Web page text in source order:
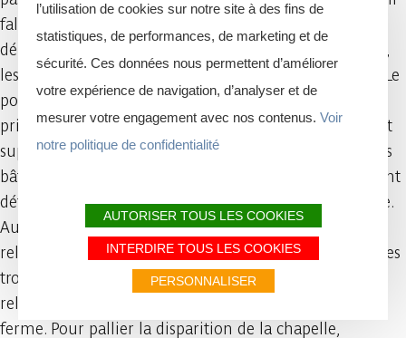
fallut reconstruire les bâtiments du couvent et les
dépendances de la ferme en 1715. Rebâtis et embellis,
les bâtiments présentaient un ensemble majestueux. Le
portail de style renaissance, qui était son entrée
principale, en est la preuve aujourd’hui. Le couvent fut
supprimé en 1783 par l’empereur Joseph II, et tous les
bâtiments furent vendus. La chapelle et le cloître furent
détruits en 1785 et la propriété fut convertie en ferme.
Au début du XXe siècle, beaucoup de communautés
religieuses françaises durent quitter la France. Certaines
trouvèrent refuge en Belgique. Ce fut le cas pour les
religieuses du Carmel de Brest, qui purent racheter la
ferme. Pour pallier la disparition de la chapelle,
l’utilisation de cookies sur notre site à des fins de
statistiques, de performances, de marketing et de
sécurité. Ces données nous permettent d’améliorer
votre expérience de navigation, d’analyser et de
mesurer votre engagement avec nos contenus. Voir
notre politique de confidentialité
AUTORISER TOUS LES COOKIES
INTERDIRE TOUS LES COOKIES
PERSONNALISER